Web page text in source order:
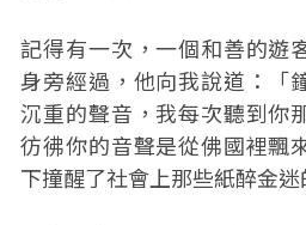
記得有一次，一個和善的遊
身旁經過，他向我說道：「
沉重的聲音，我每次聽到你
彷彿你的音聲是從佛國裡飄
下撞醒了社會上那些紙醉金迷